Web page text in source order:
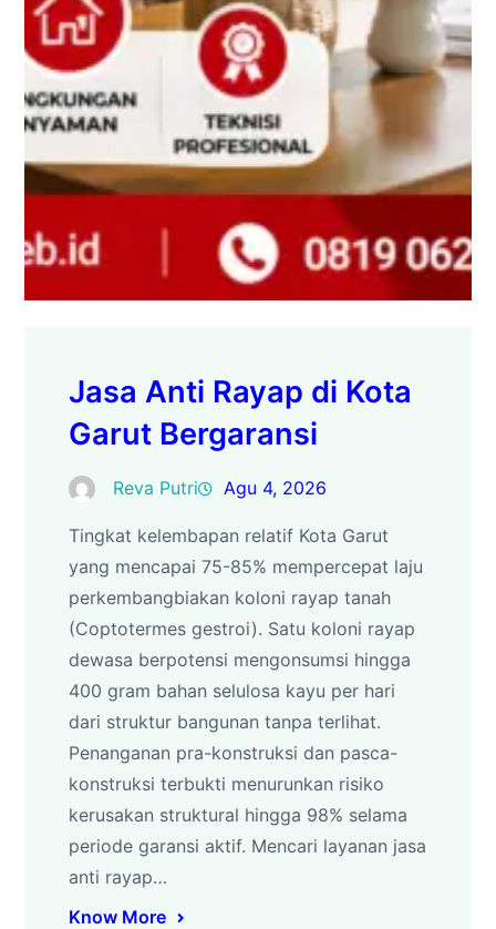
Jasa Anti Rayap di Kota
Garut Bergaransi
Reva Putri Agu 4, 2026
Tingkat kelembapan relatif Kota Garut
yang mencapai 75-85% mempercepat laju
perkembangbiakan koloni rayap tanah
(Coptotermes gestroi). Satu koloni rayap
dewasa berpotensi mengonsumsi hingga
400 gram bahan selulosa kayu per hari
dari struktur bangunan tanpa terlihat.
Penanganan pra-konstruksi dan pasca-
konstruksi terbukti menurunkan risiko
kerusakan struktural hingga 98% selama
periode garansi aktif. Mencari layanan jasa
anti rayap…
Know More